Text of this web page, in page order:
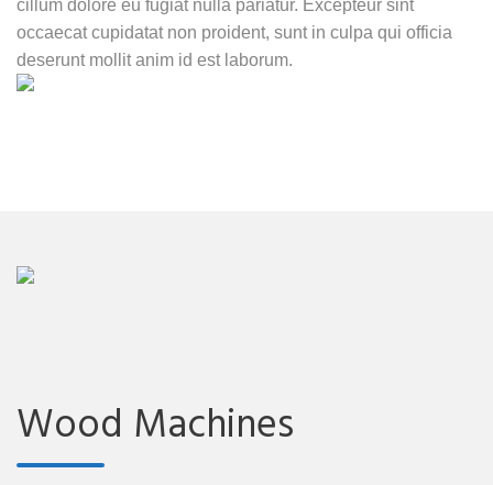
cillum dolore eu fugiat nulla pariatur. Excepteur sint
occaecat cupidatat non proident, sunt in culpa qui officia
deserunt mollit anim id est laborum.
Wood Machines